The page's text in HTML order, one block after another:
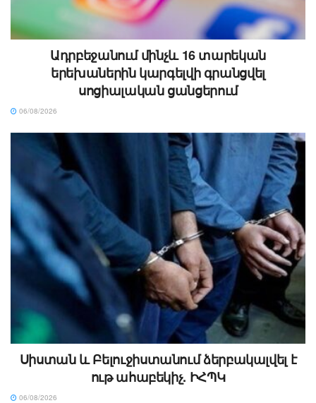
Ադրբեջանում մինչև 16 տարեկան
երեխաներին կարգելվի գրանցվել
սոցիալական ցանցերում
06/08/2026
Սիստան և Բելուջիստանում ձերբակալվել է
ութ ահաբեկիչ. ԻՀՊԿ
06/08/2026